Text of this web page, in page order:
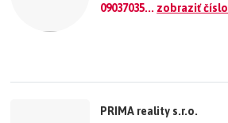
09037035... zobraziť číslo
PRIMA reality s.r.o.